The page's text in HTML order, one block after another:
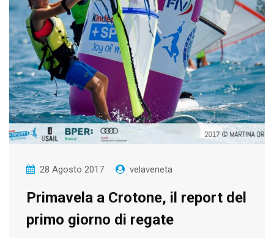
28 Agosto 2017 velaveneta
Primavela a Crotone, il report del
primo giorno di regate